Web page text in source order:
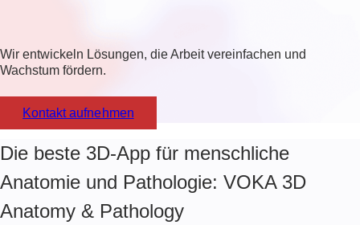
Wir entwickeln Lösungen, die Arbeit vereinfachen und
Wachstum fördern.
Kontakt aufnehmen
Die beste 3D-App für menschliche
Anatomie und Pathologie: VOKA 3D
Anatomy & Pathology